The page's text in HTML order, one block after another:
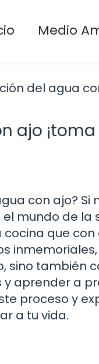
Medio
ajo
con ajo? Si
mundo de la
que
sino también
aprender a
proceso y
a tu vida.